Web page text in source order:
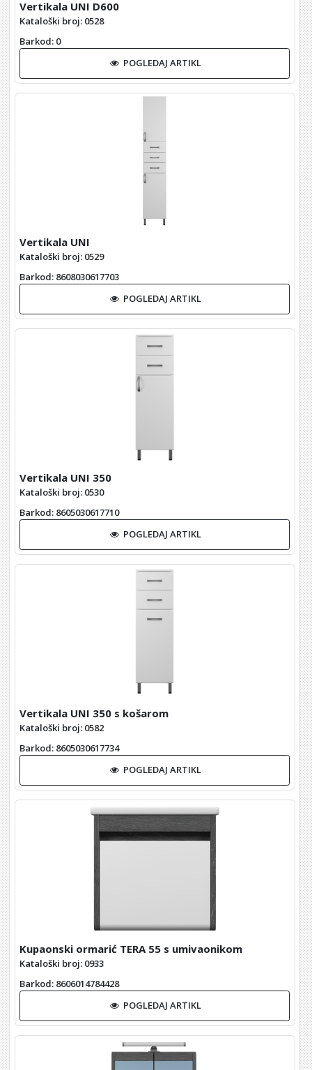
Vertikala UNI D600
Kataloški broj: 0528
Barkod: 0
POGLEDAJ ARTIKL
Vertikala UNI
Kataloški broj: 0529
Barkod: 8608030617703
POGLEDAJ ARTIKL
Vertikala UNI 350
Kataloški broj: 0530
Barkod: 8605030617710
POGLEDAJ ARTIKL
Vertikala UNI 350 s košarom
Kataloški broj: 0582
Barkod: 8605030617734
POGLEDAJ ARTIKL
Kupaonski ormarić TERA 55 s umivaonikom
Kataloški broj: 0933
Barkod: 8606014784428
POGLEDAJ ARTIKL